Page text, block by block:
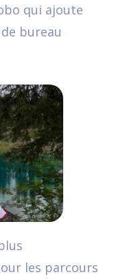
qui ajoute
bureau
les parcours